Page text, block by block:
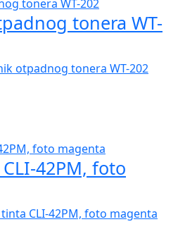
garancija je kvalitete i
i praznicima ne radimo.